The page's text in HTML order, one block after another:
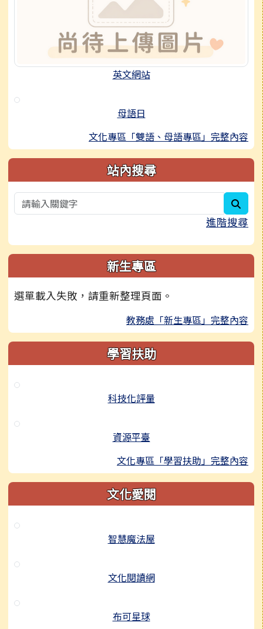
英文網站
母語日
文化專區「雙語、母語專區」完整內容
站內搜尋
進階搜尋
新生專區
選單載入失敗，請重新整理頁面。
教務處「新生專區」完整內容
學習扶助
科技化評量
資源平臺
文化專區「學習扶助」完整內容
文化愛閱
智慧魔法屋
文化閱讀網
布可星球